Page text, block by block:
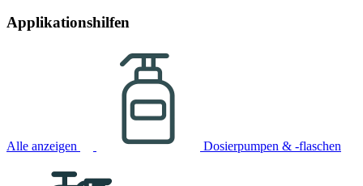
Applikationshilfen
Alle anzeigen Dosierpumpen & -flaschen